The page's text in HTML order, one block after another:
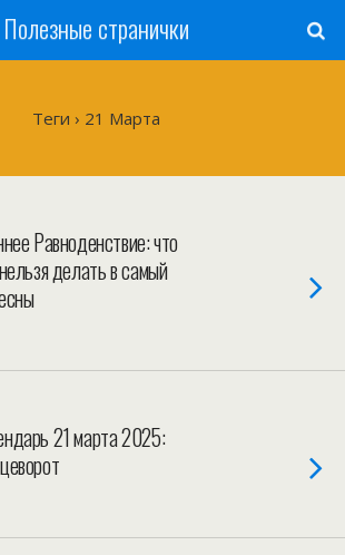
Полезные странички
Теги › 21 Марта
Равноденствие: что
делать в самый
21 марта 2025: